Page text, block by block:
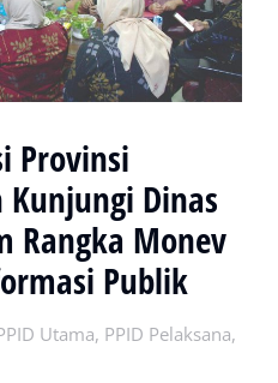
Provinsi
Kunjungi Dinas
Rangka Monev
Publik
Utama, PPID Pelaksana,